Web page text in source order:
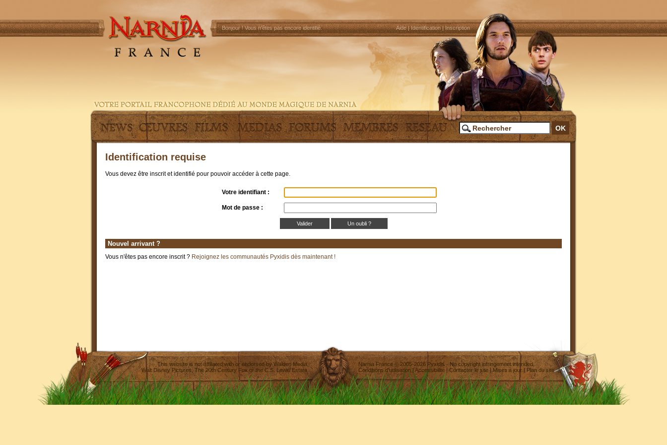
Bonjour !Vous n'êtes pas encore identifié. Aide|Identification|Inscription
Identification requise
Vous devez être inscrit et identifié pour pouvoir accéder à cette page.
Votre identifiant :
Mot de passe :
Un oubli ?
Nouvel arrivant ?
Vous n'êtes pas encore inscrit ? Rejoignez les communautés Pyxidis dès maintenant !
This website is not affiliated with or endorsed byWalden Media
Walt Disney Pictures,The 20th Century Fox or the C.S. Lewis Estate.
Narnia France ©2005-2026 Pyxidis- No copyright infringement intended
Conditions d'utilisation|Accessibilité| Contacter le site|Mises à jour| Plan du site